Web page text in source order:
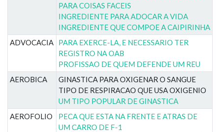
PARA COISAS FACEIS
INGREDIENTE PARA ADOCAR A VIDA
INGREDIENTE QUE COMPOE A CAIPIRINHA
ADVOCACIA
PARA EXERCE-LA, E NECESSARIO TER
REGISTRO NA OAB
PROFISSAO DE QUEM DEFENDE UM REU
AEROBICA
GINASTICA PARA OXIGENAR O SANGUE
TIPO DE RESPIRACAO QUE USA OXIGENIO
UM TIPO POPULAR DE GINASTICA
AEROFOLIO
PECA QUE ESTA NA FRENTE E ATRAS DE
UM CARRO DE F-1